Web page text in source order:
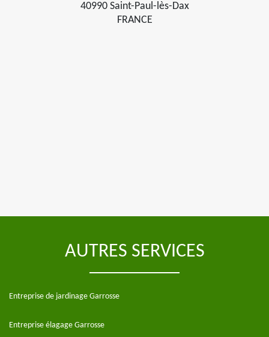
40990 Saint-Paul-lès-Dax
FRANCE
AUTRES SERVICES
Entreprise de jardinage Garrosse
Entreprise élagage Garrosse